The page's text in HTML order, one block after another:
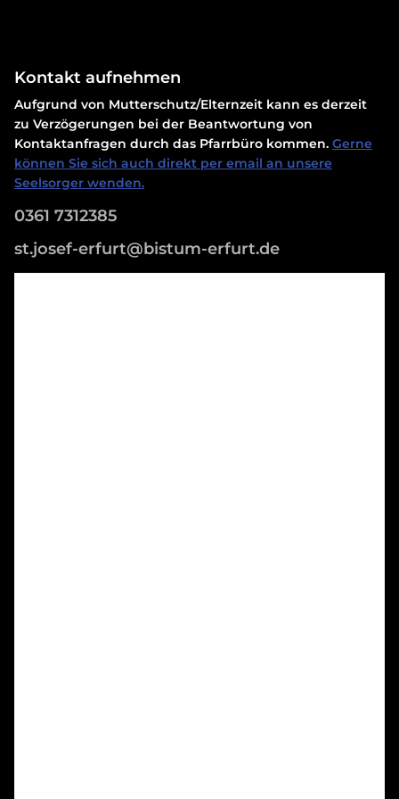
Kontakt aufnehmen
Aufgrund von Mutterschutz/Elternzeit kann es derzeit
zu Verzögerungen bei der Beantwortung von
Kontaktanfragen durch das Pfarrbüro kommen. Gerne
können Sie sich auch direkt per email an unsere
Seelsorger wenden.
0361 7312385
st.josef-erfurt@bistum-erfurt.de